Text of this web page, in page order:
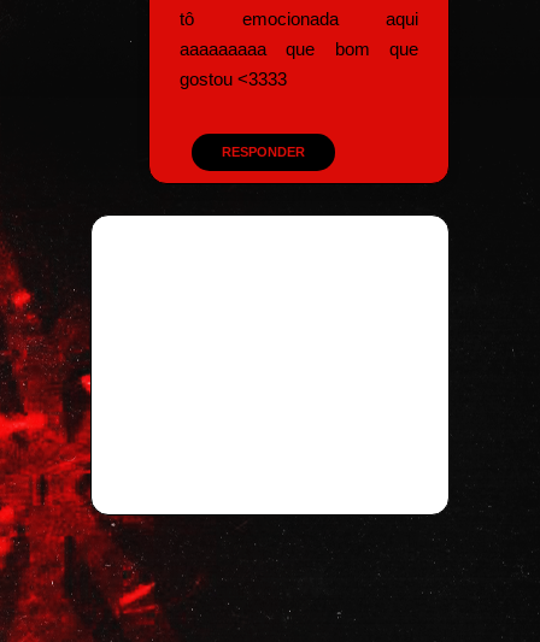
tô emocionada aqui
aaaaaaaaa que bom que
gostou <3333
RESPONDER